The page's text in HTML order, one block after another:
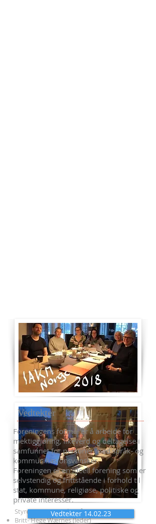
Styret i2024-2025består av:
Britt- Hege Wærnes (leder)
Vedtekter
Foreningens formål er å arbeide for
mektiggjøring, likeverd og deltagelse i
samfunnet for personer med språk- og
kommunikasjonsvansker.
Foreningen er en ideell forening som er
selvstendig og frittstående i forhold til
stat, kommune, religiøse, politiske og
private interesser.
Vedtekter 14.02.23